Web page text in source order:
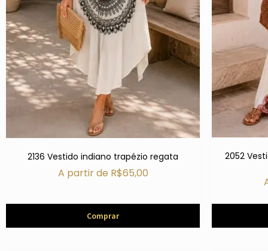
2136 Vestido indiano trapézio regata
A partir de R$65,00
Comprar
2052